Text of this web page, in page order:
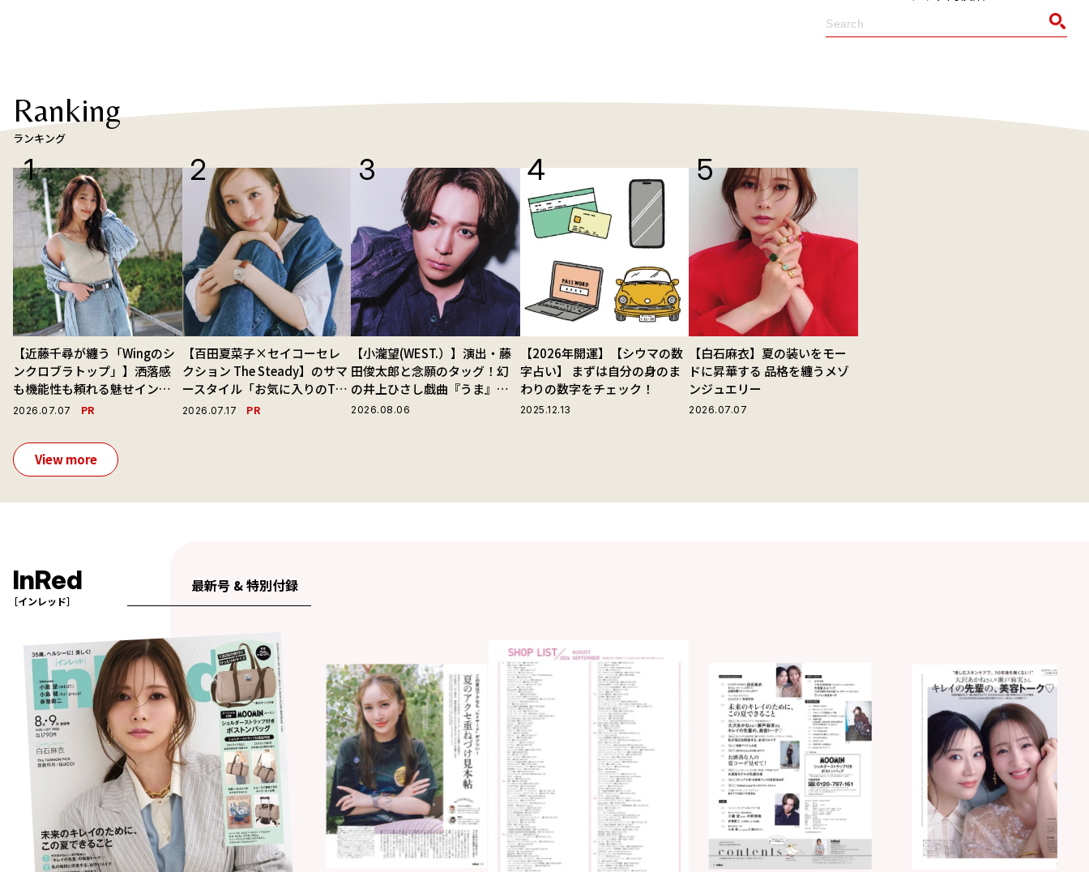
Ranking
ランキング
【近藤千尋が纏う「Wingのシ
ンクロブラトップ」】洒落感
も機能性も頼れる魅せインナ
ーで毎日を心地よくアプデ！
2026.07.07 PR
【百田夏菜子×セイコーセレ
クション The Steady】のサマ
ースタイル「お気に入りのTシ
ャツと最高の時計と。」
2026.07.17 PR
【小瀧望(WEST.）】演出・藤
田俊太郎と念願のタッグ！幻
の井上ひさし戯曲『うま』で
演じる“爽快な悪人”の魅力と
2026.08.06
【2026年開運】【シウマの数
字占い】 まずは自分の身のま
わりの数字をチェック！
2025.12.13
【白石麻衣】夏の装いをモー
ドに昇華する 品格を纏うメゾ
ンジュエリー
2026.07.07
View more
InRed
［インレッド］
最新号 & 特別付録